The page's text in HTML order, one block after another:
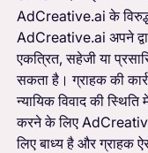
AdCreative.ai के विरुद्ध
AdCreative.ai अपने
एकत्रित, सहेजी या
सकता है। ग्राहक की
न्यायिक विवाद की
करने के लिए
लिए बाध्य है और ग्राहक